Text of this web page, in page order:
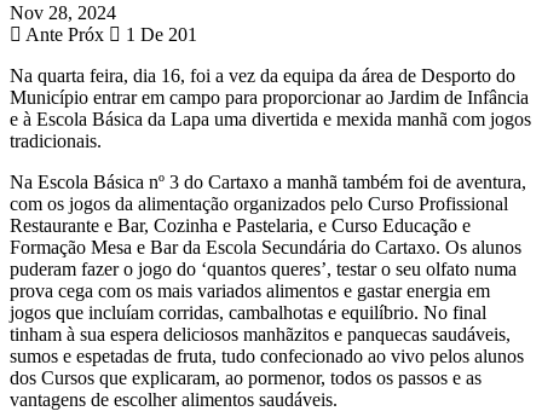
Nov 28, 2024
Ante Próx
1 De 201
Na quarta feira, dia 16, foi a vez da equipa da área de Desporto do
Município entrar em campo para proporcionar ao Jardim de Infância
e à Escola Básica da Lapa uma divertida e mexida manhã com jogos
tradicionais.
Na Escola Básica nº 3 do Cartaxo a manhã também foi de aventura,
com os jogos da alimentação organizados pelo Curso Profissional
Restaurante e Bar, Cozinha e Pastelaria, e Curso Educação e
Formação Mesa e Bar da Escola Secundária do Cartaxo. Os alunos
puderam fazer o jogo do ‘quantos queres’, testar o seu olfato numa
prova cega com os mais variados alimentos e gastar energia em
jogos que incluíam corridas, cambalhotas e equilíbrio. No final
tinham à sua espera deliciosos manhãzitos e panquecas saudáveis,
sumos e espetadas de fruta, tudo confecionado ao vivo pelos alunos
dos Cursos que explicaram, ao pormenor, todos os passos e as
vantagens de escolher alimentos saudáveis.